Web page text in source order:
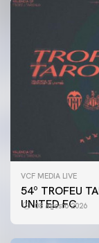
VCF MEDIA LIVE
54º TROFEU
UNITED FC
08 agosto 2026